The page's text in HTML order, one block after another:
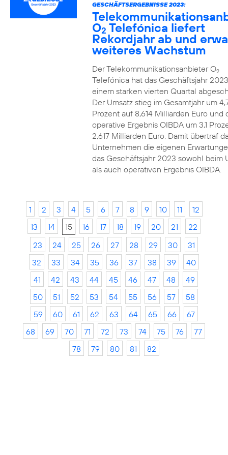
GESCHÄFTSERGEBNISSE 2023:
O2 Telefónica liefert
Rekordjahr ab und
weiteres Wachstum
Der Telekommunikationsanbieter O2
Telefónica hat das Geschäftsjahr
einem starken vierten Quartal
Der Umsatz stieg im Gesamtjahr um
Prozent auf 8,614 Milliarden Euro und
operative Ergebnis OIBDA um 3,1
2,617 Milliarden Euro. Damit übertraf
Unternehmen die eigenen
das Geschäftsjahr 2023 sowohl beim
als auch operativen Ergebnis OIBDA.
1 2 3 4 5 6 7 8 9 10 11
12
13
14 15 16 17 18 19 20 21
22
23
24 25 26 27 28 29 30
31
32
33 34 35 36 37 38 39
40
41
42 43 44 45 46 47 48
49
50
51 52 53 54 55 56 57
58
59
60 61 62 63 64 65 66
67
68
69 70 71 72 73 74 75 76
77
78
79 80 81 82